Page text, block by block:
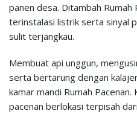
panen desa. Ditambah Rumah
terinstalasi listrik serta sinyal
sulit terjangkau.
Membuat api unggun,
serta bertarung dengan
kamar mandi Rumah
pacenan berlokasi terpisah